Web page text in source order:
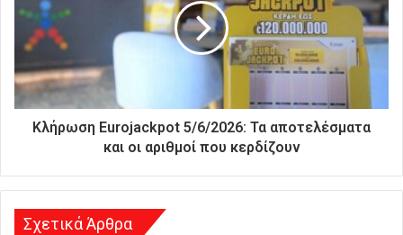
σ
ι
ε
ν
Κλήρωση Eurojackpot 5/6/2026: Τα αποτελέσματα
και οι αριθμοί που κερδίζουν
Σχετικά Άρθρα